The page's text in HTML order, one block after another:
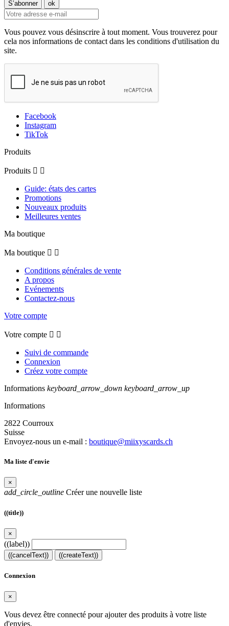
Vous pouvez vous désinscrire à tout moment. Vous trouverez pour
cela nos informations de contact dans les conditions d'utilisation du
site.
Facebook
Instagram
TikTok
Produits
Produits  
Guide: états des cartes
Promotions
Nouveaux produits
Meilleures ventes
Ma boutique
Ma boutique  
Conditions générales de vente
A propos
Evénements
Contactez-nous
Votre compte
Votre compte  
Suivi de commande
Connexion
Créez votre compte
Informations keyboard_arrow_down keyboard_arrow_up
Informations
2822 Courroux
Suisse
Envoyez-nous un e-mail : boutique@miixyscards.ch
Ma liste d'envie
×
add_circle_outline Créer une nouvelle liste
((title))
×
((label))
((cancelText)) ((createText))
Connexion
×
Vous devez être connecté pour ajouter des produits à votre liste
d'envies.